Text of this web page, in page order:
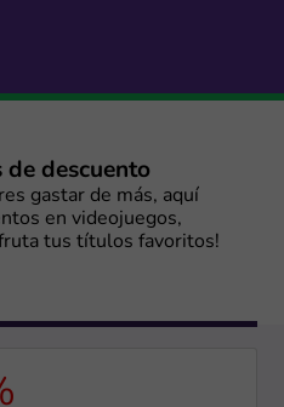
de descuento
gastar de más, aquí
en videojuegos,
tus títulos favoritos!